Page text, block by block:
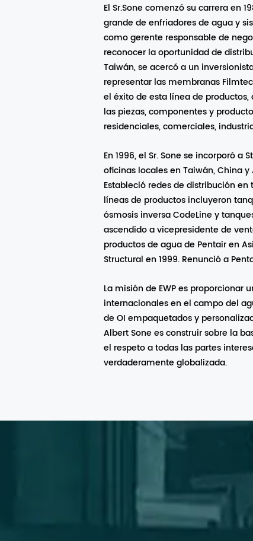
El Sr.Sone comenzó su carrera en
grande de enfriadores de agua y
como gerente responsable de
reconocer la oportunidad de
Taiwán, se acercó a un
representar las membranas
el éxito de esta línea de
las piezas, componentes y
residenciales, comerciales,
En 1996, el Sr. Sone se incorporó
oficinas locales en Taiwán, China
Estableció redes de distribución
líneas de productos incluyeron
ósmosis inversa CodeLine y
ascendido a vicepresidente de
productos de agua de Pentair en
Structural en 1999. Renunció a
La misión de EWP es proporcionar
internacionales en el campo del
de OI empaquetados y
Albert Sone es construir sobre la
el respeto a todas las partes
verdaderamente globalizada.